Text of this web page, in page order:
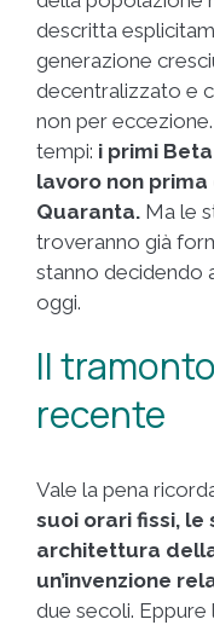
descritta
generazione
decentralizzato e
non per
tempi: i primi
lavoro non
Quaranta. Ma le
troveranno già
stanno decidendo
oggi.
Il
recente
Vale la pena
suoi orari fissi, le
architettura
un’invenzione
due secoli.